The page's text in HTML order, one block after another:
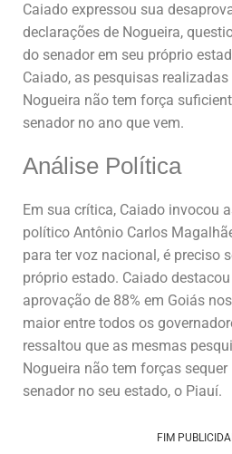
Caiado expressou sua
declarações de Nogueira,
do senador em seu próprio
Caiado, as pesquisas
Nogueira não tem força
senador no ano que vem.
Análise Política
Em sua crítica, Caiado invocou
político Antônio Carlos
para ter voz nacional, é preciso
próprio estado. Caiado
aprovação de 88% em Goiás
maior entre todos os
ressaltou que as mesmas
Nogueira não tem forças sequer
senador no seu estado, o Piauí.
FIM